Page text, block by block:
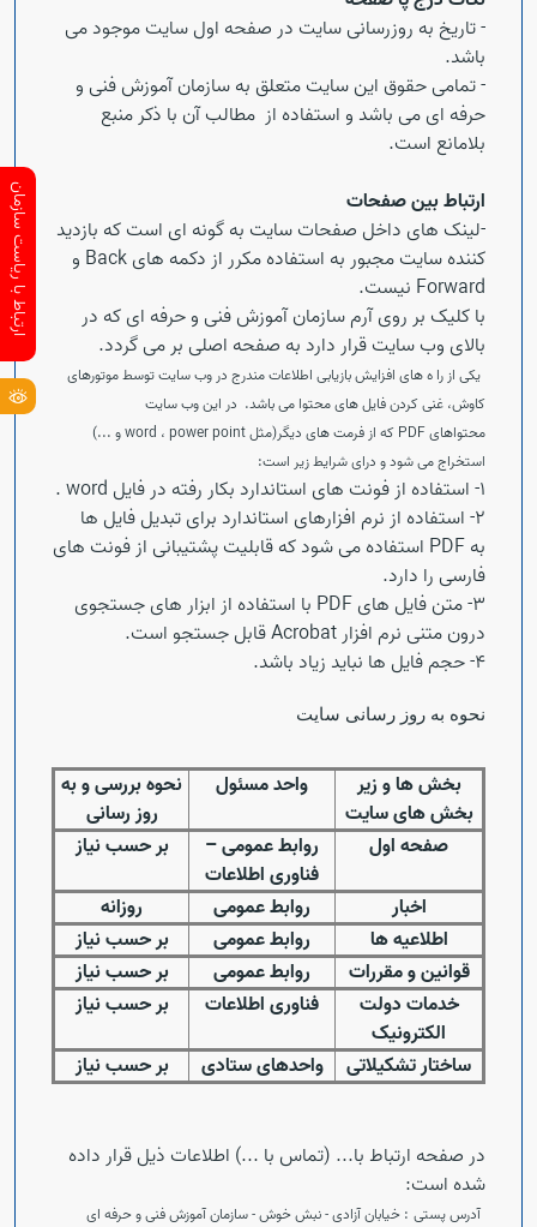
- تاریخ به روزرسانی سایت در صفحه اول سایت موجود می
باشد.
- تمامی حقوق این سایت متعلق به سازمان آموزش فنی و
حرفه ای می باشد و استفاده از مطالب آن با ذکر منبع
بلامانع است.
ارتباط بین صفحات
-لینک های داخل صفحات سایت به گونه ای است که بازدید
کننده سایت مجبور به استفاده مکرر از دکمه هایBack و
Forward نیست.
با کلیک بر روی آرم سازمان آموزش فنی و حرفه ای که در
بالای وب سایت قرار دارد به صفحه اصلی بر می گردد.
یکی از را ه های افزایش بازیابی اطلاعات مندرج در وب سایت توسط موتورهای
کاوش، غنی کردن فایل های محتوا می باشد. در این وب سایت
محتواهایPDF که از فرمت های دیگر(مثل word ، power point
و ...)
استخراج می شود و درای شرایط زیر است:
1- استفاده از فونت های استاندارد بکار رفته در فایل word
.
2- استفاده از نرم افزارهای استاندارد برای تبدیل فایل ها
بهPDF استفاده می شود که قابلیت پشتیبانی از فونت های
فارسی را دارد.
3- متن فایل های
PDF با استفاده از ابزار های جستجوی
درون متنی نرم افزارAcrobatقابل جستجو است.
4- حجم فایل ها نباید زیاد باشد.
نحوه به روز رسانی سایت
بخش ها و زیر
بخش های سایت
واحد مسئول
نحوه بررسی و به
روز رسانی
صفحه اول
روابط عمومی–
فناوری اطلاعات
بر حسب نیاز
اخبار
روابط عمومی
روزانه
اطلاعیه ها
روابط عمومی
بر حسب نیاز
قوانین و مقررات
روابط عمومی
بر حسب نیاز
خدمات دولت
الکترونیک
فناوری اطلاعات
بر حسب نیاز
ساختار تشکیلاتی
واحدهای ستادی بر حسب نیاز
در صفحه ارتباط با... (تماس با ...) اطلاعات ذیل قرار داده
شده است:
آدرس پستی : خیابان آزادی -نبش خوش - سازمان آموزش فنی و حرفه ای
ارتباط با ریاست سازمان